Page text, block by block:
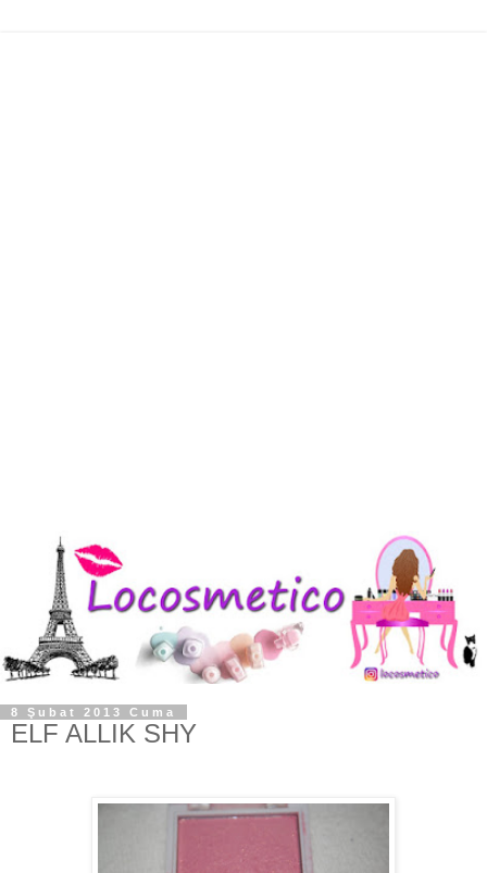
8 Şubat 2013 Cuma
ELF ALLIK SHY